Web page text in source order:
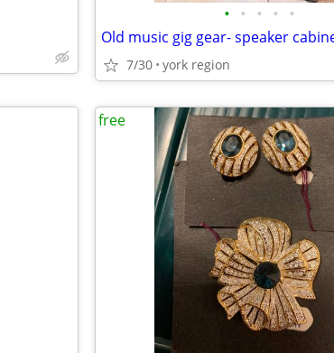
• • • • •
7/30 york region
free